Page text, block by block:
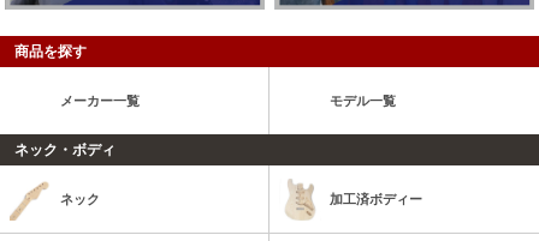
商品を探す
メーカー一覧 モデル一覧
ネック・ボディ
ネック 加工済ボディー